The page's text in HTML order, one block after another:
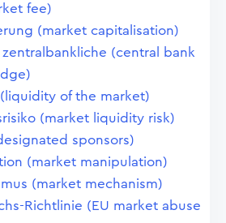
fee)
(market capitalisation)
(central bank
of the market)
(market liquidity risk)
sponsors)
(market manipulation)
(market mechanism)
Richtlinie (EU market abuse